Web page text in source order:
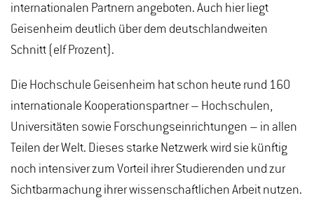
internationalen Partnern angeboten. Auch hier liegt
Geisenheim deutlich über dem deutschlandweiten
Schnitt (elf Prozent).
Die Hochschule Geisenheim hat schon heute rund 160
internationale Kooperationspartner – Hochschulen,
Universitäten sowie Forschungseinrichtungen – in allen
Teilen der Welt. Dieses starke Netzwerk wird sie künftig
noch intensiver zum Vorteil ihrer Studierenden und zur
Sichtbarmachung ihrer wissenschaftlichen Arbeit nutzen.